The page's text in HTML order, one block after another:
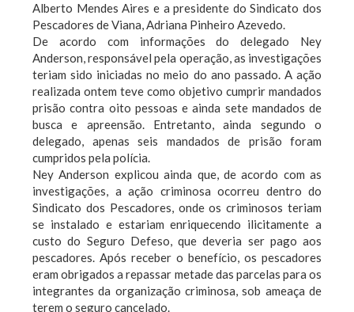
Alberto Mendes Aires e a presidente do Sindicato dos
Pescadores de Viana, Adriana Pinheiro Azevedo.
De acordo com informações do delegado Ney
Anderson, responsável pela operação, as investigações
teriam sido iniciadas no meio do ano passado. A ação
realizada ontem teve como objetivo cumprir mandados
prisão contra oito pessoas e ainda sete mandados de
busca e apreensão. Entretanto, ainda segundo o
delegado, apenas seis mandados de prisão foram
cumpridos pela polícia.
Ney Anderson explicou ainda que, de acordo com as
investigações, a ação criminosa ocorreu dentro do
Sindicato dos Pescadores, onde os criminosos teriam
se instalado e estariam enriquecendo ilicitamente a
custo do Seguro Defeso, que deveria ser pago aos
pescadores. Após receber o benefício, os pescadores
eram obrigados a repassar metade das parcelas para os
integrantes da organização criminosa, sob ameaça de
terem o seguro cancelado.